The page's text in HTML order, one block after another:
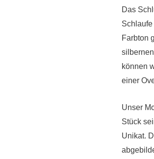
Das
Farbton
können
einer
Unser
Stück
Unikat.